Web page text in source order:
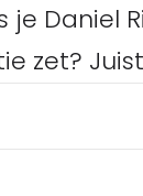
je Daniel
zet?